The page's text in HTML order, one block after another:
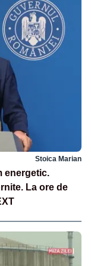
Stoica Marian
energetic.
La ore de